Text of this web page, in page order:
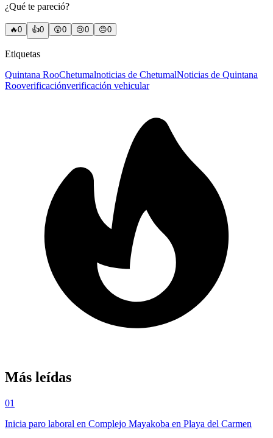
¿Qué te pareció?
🔥0 👍0 😲0 😢0 😠0
Etiquetas
Quintana RooChetumalnoticias de ChetumalNoticias de Quintana
Rooverificaciónverificación vehicular
Más leídas
01
Inicia paro laboral en Complejo Mayakoba en Playa del Carmen